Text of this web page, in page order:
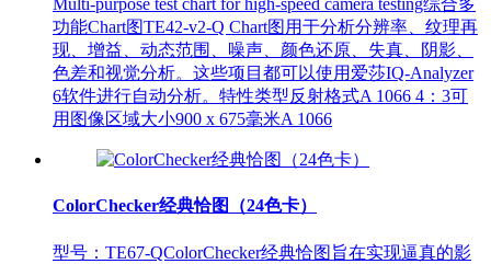
Multi-purpose test chart for high-speed camera testing综合多
功能Chart图TE42-v2-Q Chart图用于分析分辨率、纹理再
现、增益、动态范围、噪声、颜色还原、失真、阴影、
色差和视觉分析。这些项目都可以使用爱莎IQ-Analyzer
6软件进行自动分析。特性类型反射格式A 1066 4：3可
用图像区域大小900 x 675毫米A 1066
ColorChecker经典恰图（24色卡）
型号：TE67-QColorChecker经典恰图旨在实现逼真的影